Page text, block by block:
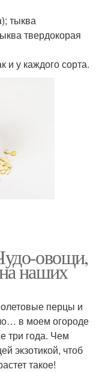
тыква
твердокорая
и у каждого сорта.
овощи,
наших
перцы и
в моем огороде
три года. Чем
экзотикой, чтоб
такое!